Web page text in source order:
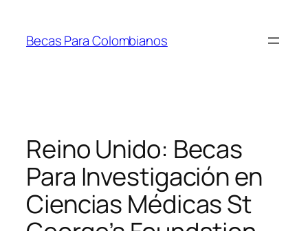
contenido
Becas Para Colombianos
Reino Unido: Becas
Para Investigación en
Ciencias Médicas St